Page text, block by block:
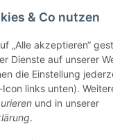
& Co nutzen
„Alle akzeptieren“
Dienste auf unserer
die Einstellung
links unten).
und in unserer
.